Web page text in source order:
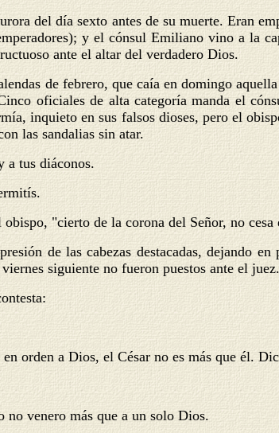
del día sexto antes de su muerte. Eran
y el cónsul Emiliano vino a la
ante el altar del verdadero Dios.
de febrero, que caía en domingo
oficiales de alta categoría manda el
inquieto en sus falsos dioses, pero el
las sandalias sin atar.
a tus diáconos.
"cierto de la corona del Señor, no
de las cabezas destacadas, dejando
siguiente no fueron puestos ante el
orden a Dios, el César no es más que él.
no venero más que a un solo Dios.